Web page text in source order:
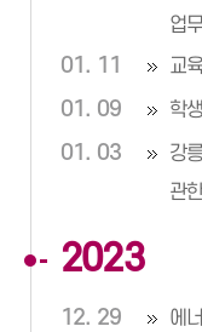
업
01. 11 교
01. 09 학
01. 03
강
관
2023
12. 29 에